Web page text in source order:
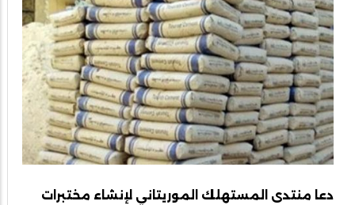
دعا منتدى المستهلك الموريتاني لإنشاء مختبرات